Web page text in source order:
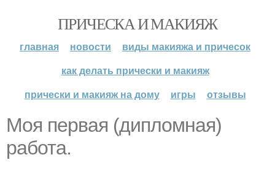
ПРИЧЕСКА И МАКИЯЖ
главная новости
виды макияжа и причесок
как делать прически и макияж
прически и макияж на дому
игры отзывы
Моя первая (дипломная)
работа.